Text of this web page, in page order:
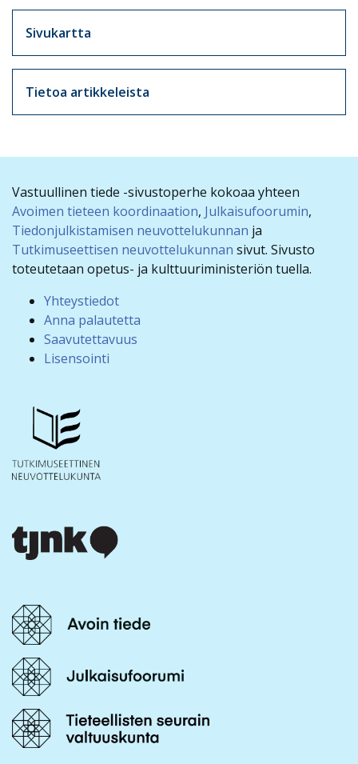
Sivukartta
Tietoa artikkeleista
Vastuullinen tiede -sivustoperhe kokoaa yhteen
Avoimen tieteen koordinaation, Julkaisufoorumin,
Tiedonjulkistamisen neuvottelukunnan ja
Tutkimuseettisen neuvottelukunnan sivut. Sivusto
toteutetaan opetus- ja kulttuuriministeriön tuella.
Yhteystiedot
Anna palautetta
Saavutettavuus
Lisensointi